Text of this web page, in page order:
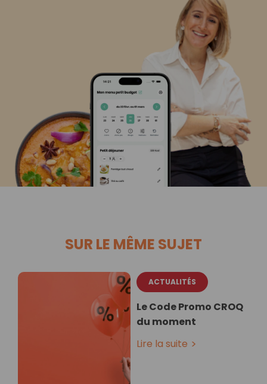
SUR LE MÊME SUJET
ACTUALITÉS
Le Code Promo CROQ
du moment
Lire la suite